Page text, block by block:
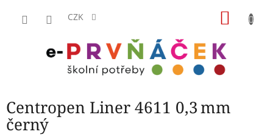
CZK
Centropen Liner 4611 0,3 mm
černý